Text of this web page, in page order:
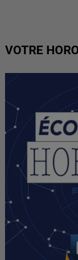
VOTRE